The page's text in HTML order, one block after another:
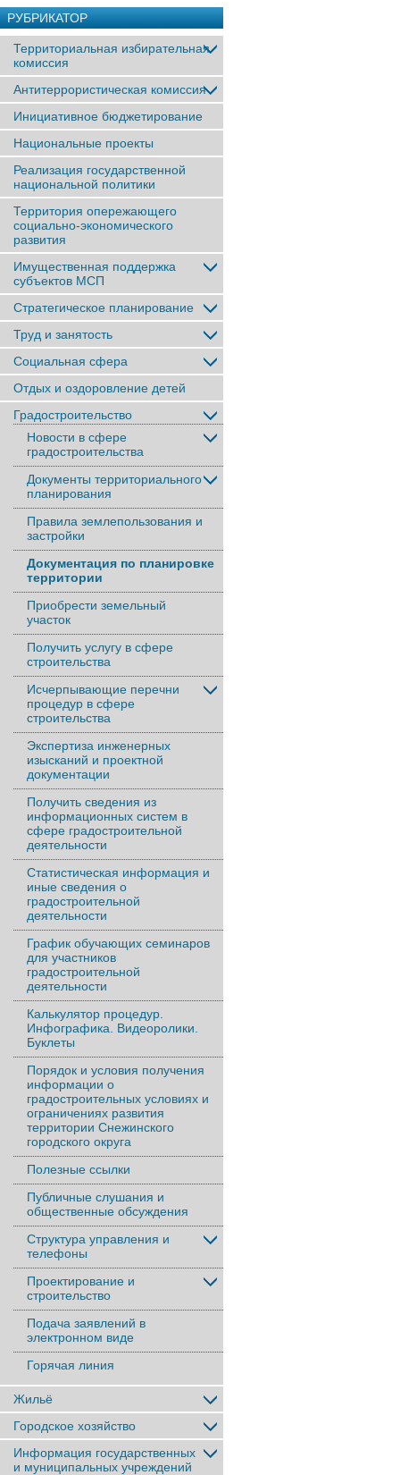
РУБРИКАТОР
Территориальная избирательная
комиссия
Антитеррористическая комиссия
Инициативное бюджетирование
Национальные проекты
Реализация государственной
национальной политики
Территория опережающего
социально-экономического
развития
Имущественная поддержка
субъектов МСП
Стратегическое планирование
Труд и занятость
Социальная сфера
Отдых и оздоровление детей
Градостроительство
Новости в сфере
градостроительства
Документы территориального
планирования
Правила землепользования и
застройки
Документация по планировке
территории
Приобрести земельный
участок
Получить услугу в сфере
строительства
Исчерпывающие перечни
процедур в сфере
строительства
Экспертиза инженерных
изысканий и проектной
документации
Получить сведения из
информационных систем в
сфере градостроительной
деятельности
Статистическая информация и
иные сведения о
градостроительной
деятельности
График обучающих семинаров
для участников
градостроительной
деятельности
Калькулятор процедур.
Инфографика. Видеоролики.
Буклеты
Порядок и условия получения
информации о
градостроительных условиях и
ограничениях развития
территории Снежинского
городского округа
Полезные ссылки
Публичные слушания и
общественные обсуждения
Структура управления и
телефоны
Проектирование и
строительство
Подача заявлений в
электронном виде
Горячая линия
Жильё
Городское хозяйство
Информация государственных
и муниципальных учреждений